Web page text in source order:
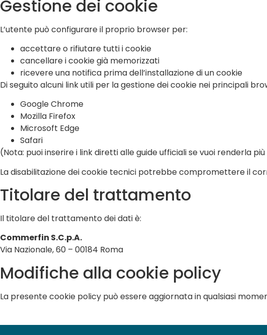
Gestione dei cookie
L’utente può configurare il proprio browser per:
accettare o rifiutare tutti i cookie
cancellare i cookie già memorizzati
ricevere una notifica prima dell’installazione di un cookie
Di seguito alcuni link utili per la gestione dei cookie nei principali
Google Chrome
Mozilla Firefox
Microsoft Edge
Safari
(Nota: puoi inserire i link diretti alle guide ufficiali se vuoi renderla
La disabilitazione dei cookie tecnici potrebbe compromettere il
Titolare del trattamento
Il titolare del trattamento dei dati è:
Commerfin S.C.p.A.
Via Nazionale, 60 – 00184 Roma
Modifiche alla cookie policy
La presente cookie policy può essere aggiornata in qualsiasi